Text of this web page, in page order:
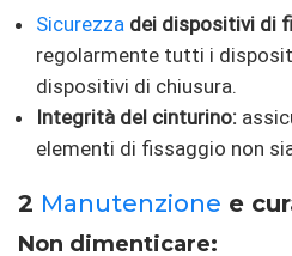
Sicurezza dei dispositivi di
regolarmente tutti i
dispositivi di chiusura.
Integrità del cinturino:
elementi di fissaggio non
2 Manutenzione e
Non dimenticare: